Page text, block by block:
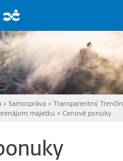
> Samospráva > Transparentný Trenčín
majetku > Cenové ponuky